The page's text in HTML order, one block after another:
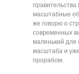
масштабные
же говорю о
современных
маленький
масштаба и
прорабом.